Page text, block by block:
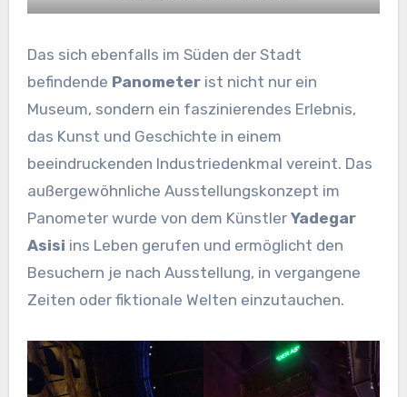
Das sich ebenfalls im Süden der Stadt
befindende Panometerist nicht nur ein
Museum, sondern ein faszinierendes Erlebnis,
das Kunst und Geschichte in einem
beeindruckenden Industriedenkmal vereint. Das
außergewöhnliche Ausstellungskonzept im
Panometer wurde von dem Künstler Yadegar
Asisi ins Leben gerufen und ermöglicht den
Besuchern je nach Ausstellung, in vergangene
Zeiten oder fiktionale Welten einzutauchen.